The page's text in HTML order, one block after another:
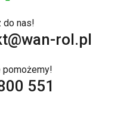
do nas!
rol.pl
pomożemy!
551